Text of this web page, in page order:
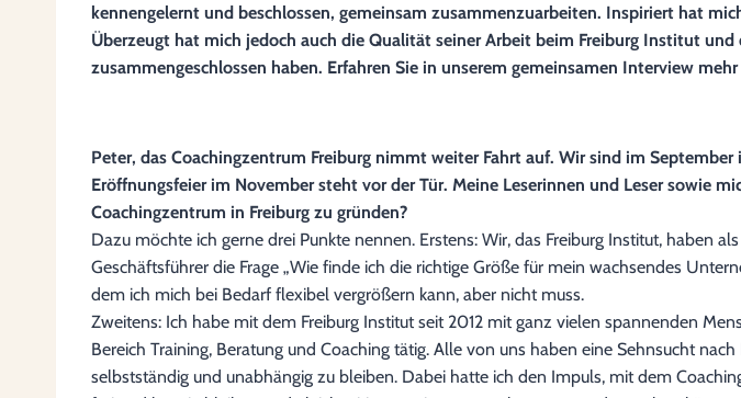
kennengelernt und beschlossen, gemeinsam zusammenzuarbeiten. Inspiriert hat
Überzeugt hat mich jedoch auch die Qualität seiner Arbeit beim Freiburg Institut
zusammengeschlossen haben. Erfahren Sie in unserem gemeinsamen Interview mehr
Peter, das Coachingzentrum Freiburg nimmt weiter Fahrt auf. Wir sind im
Eröffnungsfeier im November steht vor der Tür. Meine Leserinnen und Leser sowie
Coachingzentrum in Freiburg zu gründen?
Dazu möchte ich gerne drei Punkte nennen. Erstens: Wir, das Freiburg Institut, haben
Geschäftsführer die Frage „Wie finde ich die richtige Größe für mein wachsendes
dem ich mich bei Bedarf flexibel vergrößern kann, aber nicht muss.
Zweitens: Ich habe mit dem Freiburg Institut seit 2012 mit ganz vielen spannenden
Bereich Training, Beratung und Coaching tätig. Alle von uns haben eine Sehnsucht
selbstständig und unabhängig zu bleiben. Dabei hatte ich den Impuls, mit dem